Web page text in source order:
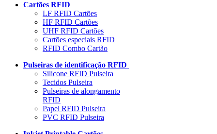
Cartões RFID
LF RFID Cartões
HF RFID Cartões
UHF RFID Cartões
Cartões especiais RFID
RFID Combo Cartão
Pulseiras de identificação RFID
Silicone RFID Pulseira
Tecidos Pulseira
Pulseiras de alongamento
RFID
Papel RFID Pulseira
PVC RFID Pulseira